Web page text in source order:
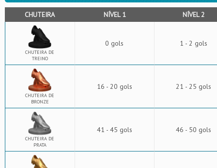
CHUTEIRA NÍVEL 1 NÍVEL 2
CHUTEIRA DE
TREINO
0 gols 1 - 2 gols
CHUTEIRA DE
BRONZE
16 - 20 gols 21 - 25 gols
CHUTEIRA DE
PRATA
41 - 45 gols 46 - 50 gols